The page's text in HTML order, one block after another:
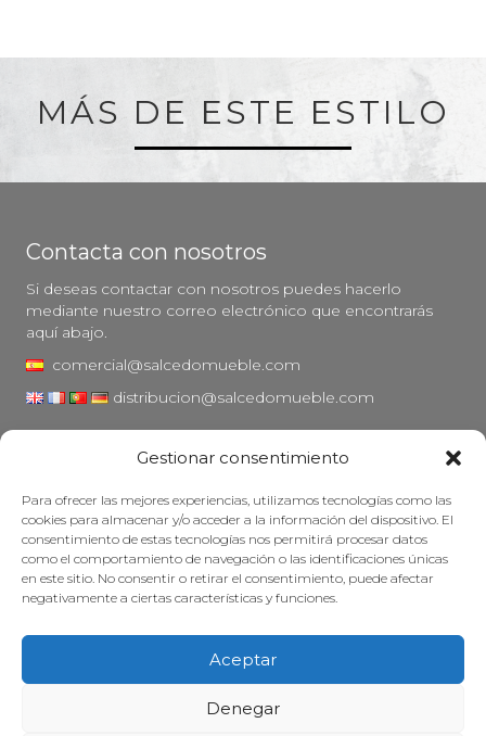
Gestionar consentimiento
Para ofrecer las mejores experiencias, utilizamos tecnologías como las
cookies para almacenar y/o acceder a la información del dispositivo. El
consentimiento de estas tecnologías nos permitirá procesar datos
como el comportamiento de navegación o las identificaciones únicas
en este sitio. No consentir o retirar el consentimiento, puede afectar
negativamente a ciertas características y funciones.
Aceptar
Denegar
MÁS DE ESTE ESTILO
Contacta con nosotros
Si deseas contactar con nosotros puedes hacerlo
mediante nuestro correo electrónico que encontrarás
aquí abajo.
comercial@salcedomueble.com
distribucion@salcedomueble.com
Aviso legal
Política de privacidad
Política de cookies
Mantener su mueble
Subvenciones